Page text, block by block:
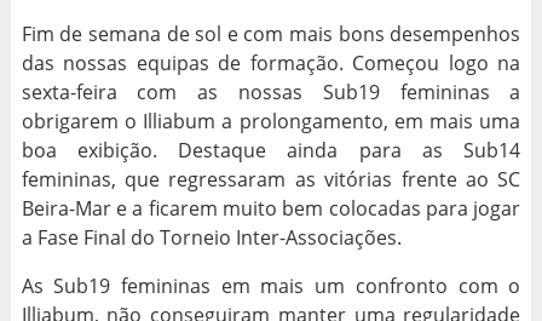
Fim de semana de sol e com mais bons desempenhos
das nossas equipas de formação. Começou logo na
sexta-feira com as nossas Sub19 femininas a
obrigarem o Illiabum a prolongamento, em mais uma
boa exibição. Destaque ainda para as Sub14
femininas, que regressaram as vitórias frente ao SC
Beira-Mar e a ficarem muito bem colocadas para jogar
a Fase Final do Torneio Inter-Associações.
As Sub19 femininas em mais um confronto com o
Illiabum, não conseguiram manter uma regularidade